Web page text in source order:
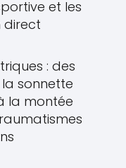
et les
direct
: des
sonnette
la montée